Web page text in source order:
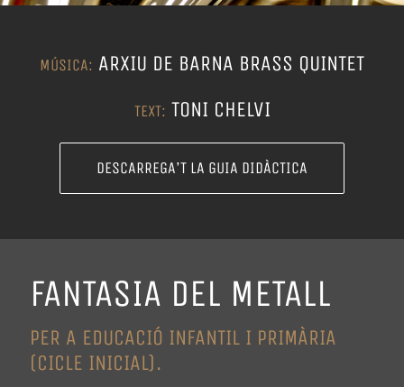
MÚSICA: ARXIU DE BARNA BRASS QUINTET
TEXT: TONI CHELVI
DESCARREGA’T LA GUIA DIDÀCTICA
FANTASIA DEL METALL
PER A EDUCACIÓ INFANTIL I PRIMÀRIA
(CICLE INICIAL).